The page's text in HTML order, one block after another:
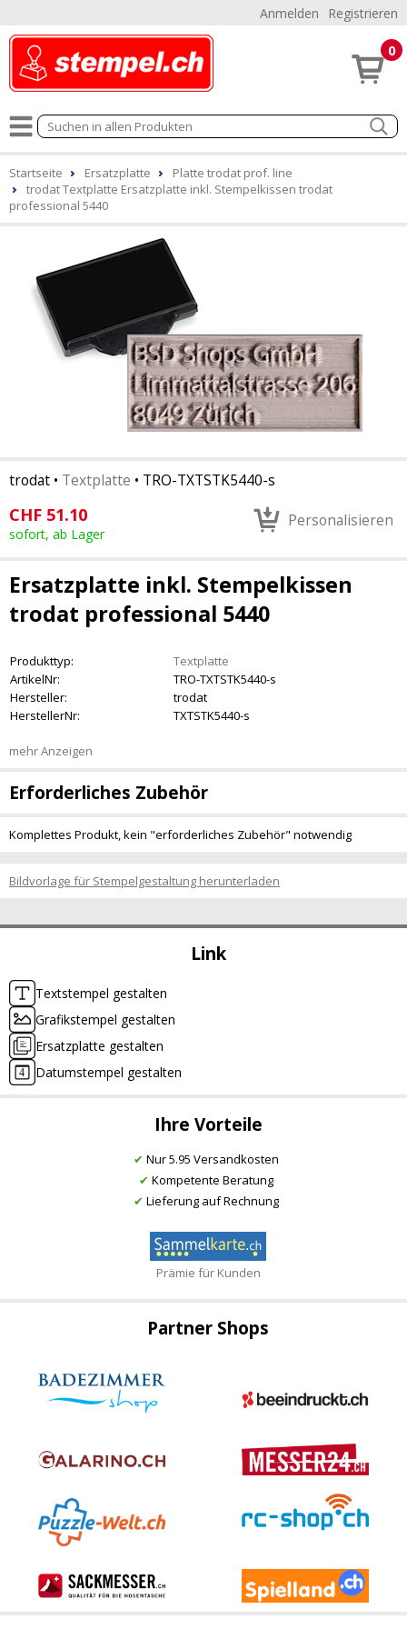
Anmelden Registrieren
0
Link
Textstempel gestalten
Grafikstempel gestalten
Ersatzplatte gestalten
Datumstempel gestalten
Ihre Vorteile
✔ Nur 5.95 Versandkosten
✔ Kompetente Beratung
✔ Lieferung auf Rechnung
Prämie für Kunden
Startseite Ersatzplatte
Platte trodat prof. line
trodat Textplatte Ersatzplatte inkl. Stempelkissen trodat
professional 5440
trodat • Textplatte • TRO-TXTSTK5440-s
CHF 51.10
sofort, ab Lager
Personalisieren
Ersatzplatte inkl. Stempelkissen
trodat professional 5440
Produkttyp:
Textplatte
ArtikelNr:
TRO-TXTSTK5440-s
Hersteller:
trodat
HerstellerNr:
TXTSTK5440-s
mehr Anzeigen
Erforderliches Zubehör
Komplettes Produkt, kein "erforderliches Zubehör" notwendig
Bildvorlage für Stempelgestaltung herunterladen
Partner Shops